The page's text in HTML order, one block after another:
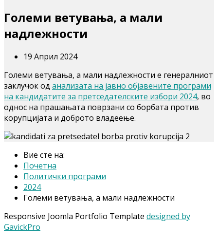
Големи ветувања, а мали
надлежности
19 Април 2024
Големи ветувања, а мали надлежности е генералниот
заклучок од анализата на јавно објавените програми
на кандидатите за претседателските избори 2024, во
однос на прашањата поврзани со борбата против
корупцијата и доброто владеење.
Вие сте на:
Почетна
Политички програми
2024
Големи ветувања, а мали надлежности
Responsive Joomla Portfolio Template designed by
GavickPro